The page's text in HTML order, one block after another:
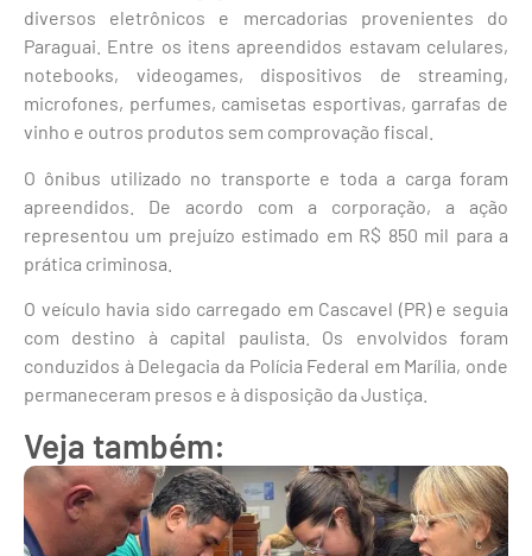
diversos eletrônicos e mercadorias provenientes do
Paraguai. Entre os itens apreendidos estavam celulares,
notebooks, videogames, dispositivos de streaming,
microfones, perfumes, camisetas esportivas, garrafas de
vinho e outros produtos sem comprovação fiscal.
O ônibus utilizado no transporte e toda a carga foram
apreendidos. De acordo com a corporação, a ação
representou um prejuízo estimado em R$ 850 mil para a
prática criminosa.
O veículo havia sido carregado em Cascavel (PR) e seguia
com destino à capital paulista. Os envolvidos foram
conduzidos à Delegacia da Polícia Federal em Marília, onde
permaneceram presos e à disposição da Justiça.
Veja também: